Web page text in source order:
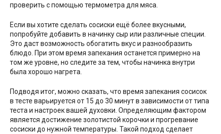
проверить с помощью термометра для мяса.
Если вы хотите сделать сосиски ещё более вкусными,
попробуйте добавить в начинку сыр или различные специи.
Это даст возможность обогатить вкус и разнообразить
блюдо. При этом время запекания останется примерно на
том же уровне, но следите за тем, чтобы начинка внутри
была хорошо нагрета.
Подводя итог, можно сказать, что время запекания сосисок
в тесте варьируется от 15 до 30 минут в зависимости от типа
теста и настроек вашей духовки. Определяющим фактором
является достижение золотистой корочки и прогревание
сосиски до нужной температуры. Такой подход сделает